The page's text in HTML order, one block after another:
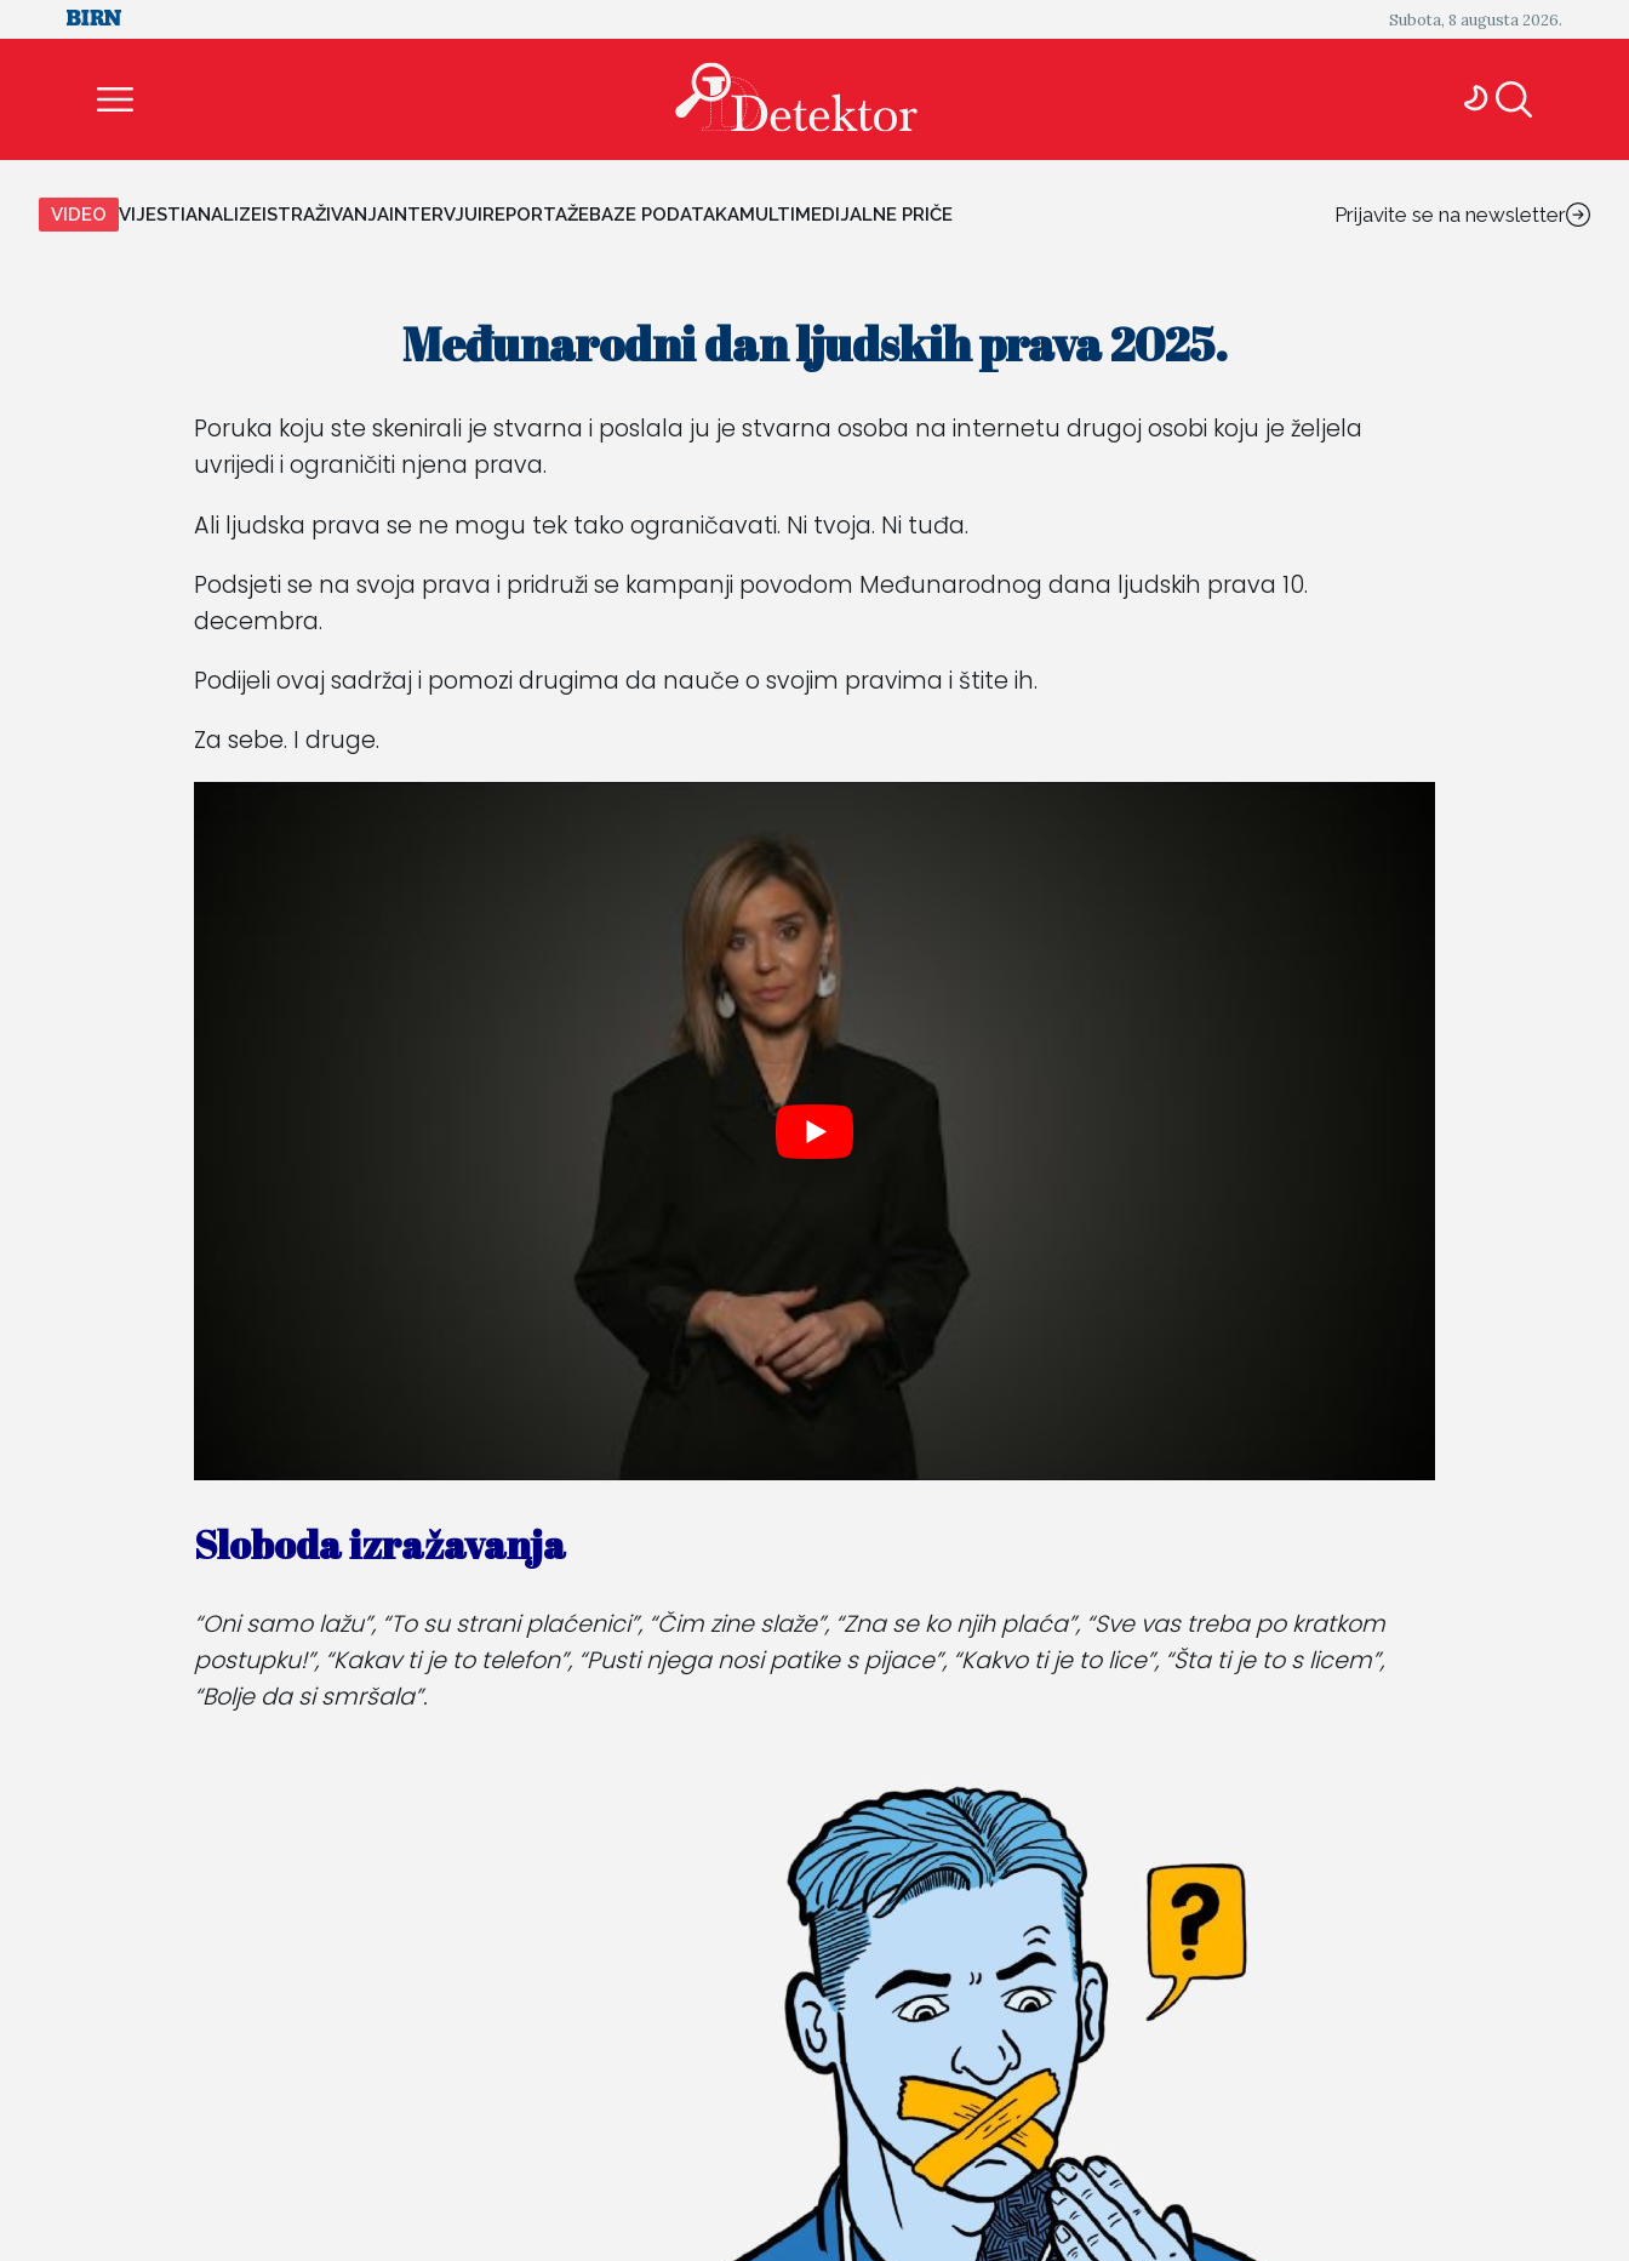
Subota, 8 augusta 2026.
VIDEO VIJESTIANALIZEISTRAŽIVANJAINTERVJUIREPORTAŽEBAZE PODATAKAMULTIMEDIJALNE PRIČE Prijavite se na newsletter
Međunarodni dan ljudskih prava 2025.
Poruka koju ste skenirali je stvarna i poslala ju je stvarna osoba na internetu drugoj osobi koju je željela
uvrijedi i ograničiti njena prava.
Ali ljudska prava se ne mogu tek tako ograničavati. Ni tvoja. Ni tuđa.
Podsjeti se na svoja prava i pridruži se kampanji povodom Međunarodnog dana ljudskih prava 10.
decembra.
Podijeli ovaj sadržaj i pomozi drugima da nauče o svojim pravima i štite ih.
Za sebe. I druge.
Sloboda izražavanja
“Oni samo lažu”, “To su strani plaćenici”, “Čim zine slaže”, “Zna se ko njih plaća”, “Sve vas treba po kratkom
postupku!”, “Kakav ti je to telefon”, “Pusti njega nosi patike s pijace”, “Kakvo ti je to lice”, “Šta ti je to s licem”,
“Bolje da si smršala”.